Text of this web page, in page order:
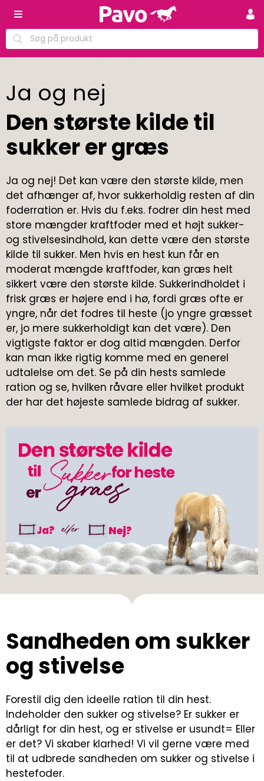
Ja og nej
Den største kilde til
sukker er græs
Ja og nej! Det kan være den største kilde, men
det afhænger af, hvor sukkerholdig resten af din
foderration er. Hvis du f.eks. fodrer din hest med
store mængder kraftfoder med et højt sukker-
og stivelsesindhold, kan dette være den største
kilde til sukker. Men hvis en hest kun får en
moderat mængde kraftfoder, kan græs helt
sikkert være den største kilde. Sukkerindholdet i
frisk græs er højere end i hø, fordi græs ofte er
yngre, når det fodres til heste (jo yngre græsset
er, jo mere sukkerholdigt kan det være). Den
vigtigste faktor er dog altid mængden. Derfor
kan man ikke rigtig komme med en generel
udtalelse om det. Se på din hests samlede
ration og se, hvilken råvare eller hvilket produkt
der har det højeste samlede bidrag af sukker.
Sandheden om sukker
og stivelse
Forestil dig den ideelle ration til din hest.
Indeholder den sukker og stivelse? Er sukker er
dårligt for din hest, og er stivelse er usundt= Eller
er det? Vi skaber klarhed! Vi vil gerne være med
til at udbrede sandheden om sukker og stivelse i
hestefoder.